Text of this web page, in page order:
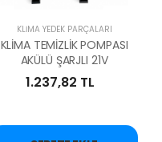
KLİMA YEDEK PARÇALARI
KLİMA TEMİZLİK POMPASI
AKÜLÜ ŞARJLI 21V
1.237,82 TL